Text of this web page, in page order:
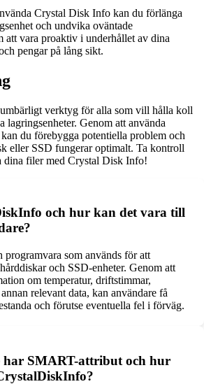
Crystal Disk Info kan du förlänga
och undvika oväntade
att vara proaktiv i underhållet av dina
pengar på lång sikt.
verktyg för alla som vill hålla koll
lagringsenheter. Genom att använda
du förebygga potentiella problem och
eller SSD fungerar optimalt. Ta kontroll
dina filer med Crystal Disk Info!
och hur kan det vara till
som används för att
och SSD-enheter. Genom att
om temperatur, driftstimmar,
relevant data, kan användare få
och förutse eventuella fel i förväg.
har SMART-attribut och hur